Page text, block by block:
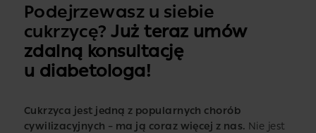
Podejrzewasz u siebie
cukrzycę?Już teraz umów
zdalną konsultację
u diabetologa!
Cukrzyca jest jedną z popularnych chorób
cywilizacyjnych – ma ją coraz więcej z nas. Nie jest